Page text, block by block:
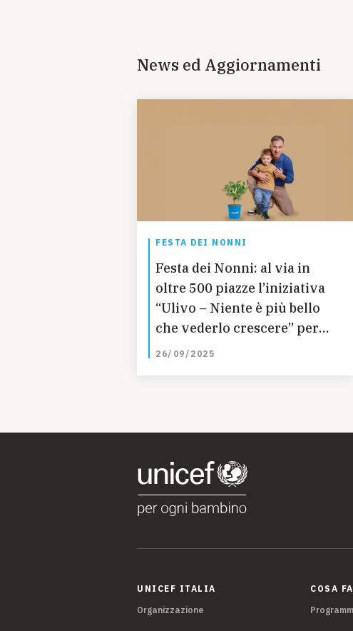
News ed Aggiornamenti
FESTA DEI NONNI
Festa dei Nonni: al via in
oltre 500 piazze l’iniziativa
“Ulivo – Niente è più bello
che vederlo crescere” per
aiutare i bambini nelle
26/09/2025
UNICEF ITALIA
Organizzazione
COSA